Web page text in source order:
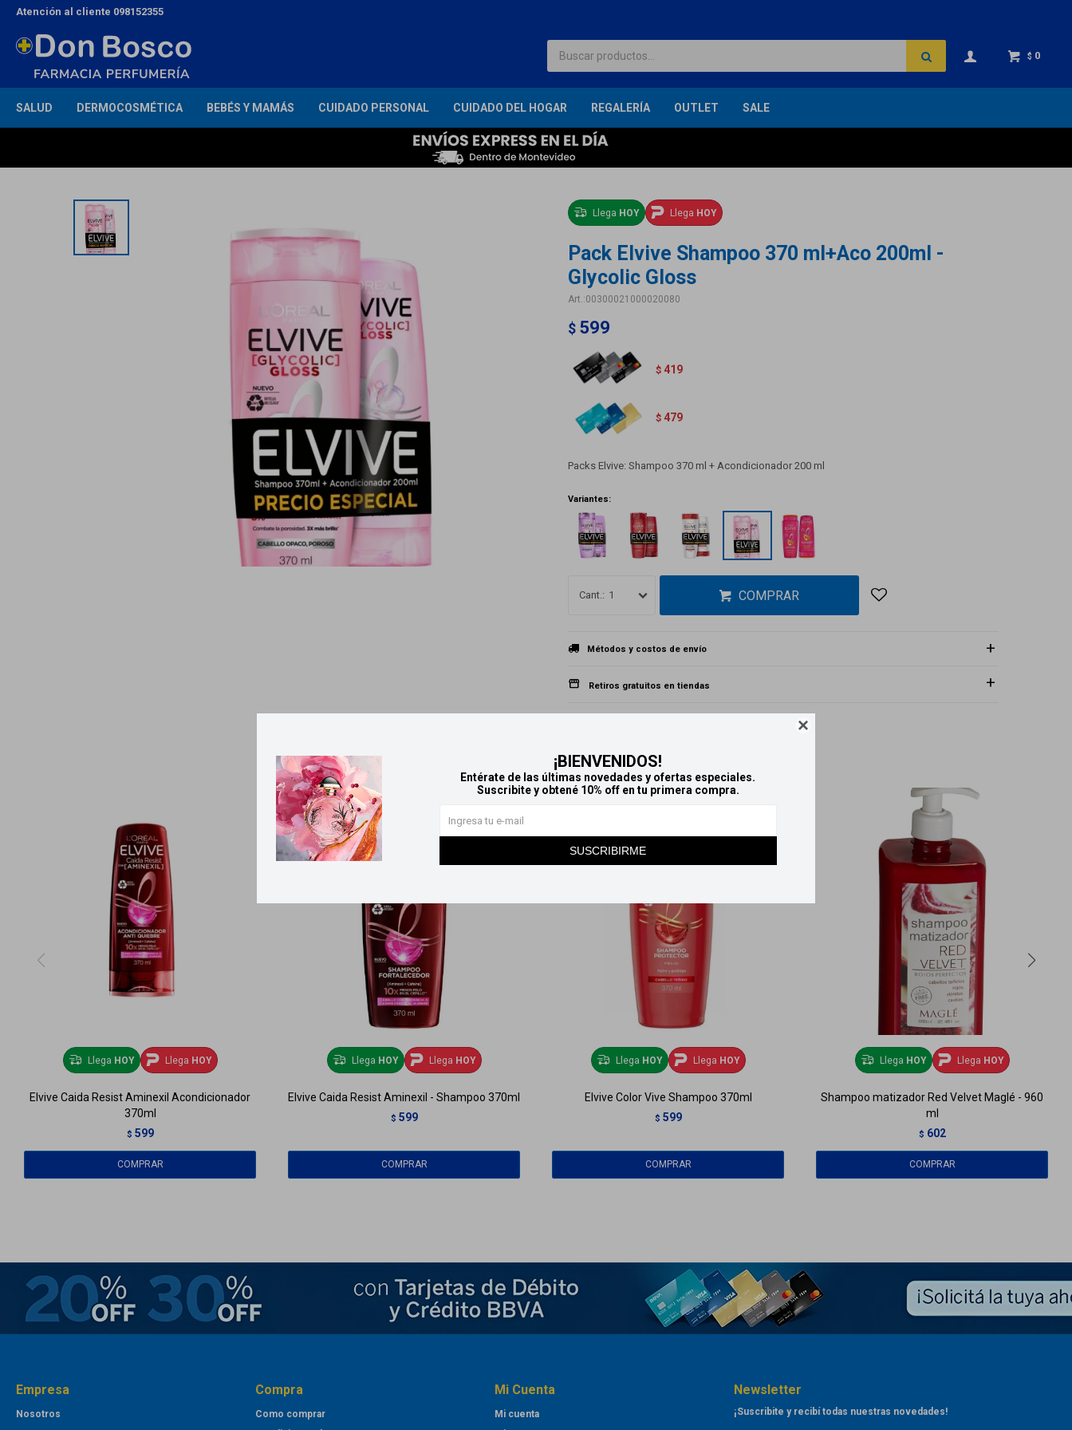

¡BIENVENIDOS!
Entérate de las últimas novedades y ofertas especiales.
Suscribite y obtené 10% off en tu primera compra.
SUSCRIBIRME
SALUD DERMOCOSMÉTICA BEBÉS Y MAMÁS CUIDADO PERSONAL CUIDADO DEL HOGAR REGALERÍA OUTLET SALE
$ 0
Atención al cliente 098152355
Llega HOY Llega HOY
Pack Elvive Shampoo 370 ml+Aco 200ml -
Glycolic Gloss
00300021000020080
$ 599
$ 419
$ 479
Packs Elvive: Shampoo 370 ml + Acondicionador 200 ml
Variantes:
1 COMPRAR
Métodos y costos de envío
Retiros gratuitos en tiendas
Llega HOY Llega HOY
Elvive Caida Resist Aminexil Acondicionador
370ml
$ 599
Llega HOY Llega HOY
Elvive Caida Resist Aminexil - Shampoo 370ml
$ 599
Llega HOY Llega HOY
Elvive Color Vive Shampoo 370ml
$ 599
Llega HOY Llega HOY
Shampoo matizador Red Velvet Maglé - 960
ml
$ 602
Empresa
Nosotros
Compra
Como comprar
Mi Cuenta
Mi cuenta
Newsletter
¡Suscribite y recibí todas nuestras novedades!